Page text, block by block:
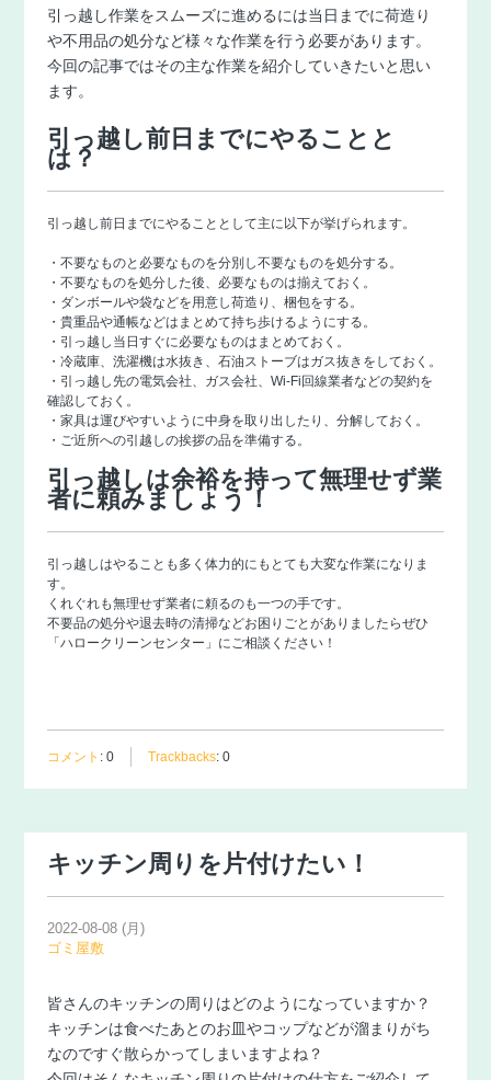
引っ越し作業をスムーズに進めるには当日までに荷造り
や不用品の処分など様々な作業を行う必要があります。
今回の記事ではその主な作業を紹介していきたいと思い
ます。
引っ越し前日までにやることと
は？
引っ越し前日までにやることとして主に以下が挙げられます。
・不要なものと必要なものを分別し不要なものを処分する。
・不要なものを処分した後、必要なものは揃えておく。
・ダンボールや袋などを用意し荷造り、梱包をする。
・貴重品や通帳などはまとめて持ち歩けるようにする。
・引っ越し当日すぐに必要なものはまとめておく。
・冷蔵庫、洗濯機は水抜き、石油ストーブはガス抜きをしておく。
・引っ越し先の電気会社、ガス会社、Wi-Fi回線業者などの契約を
確認しておく。
・家具は運びやすいように中身を取り出したり、分解しておく。
・ご近所への引越しの挨拶の品を準備する。
引っ越しは余裕を持って無理せず業
者に頼みましょう！
引っ越しはやることも多く体力的にもとても大変な作業になりま
す。
くれぐれも無理せず業者に頼るのも一つの手です。
不要品の処分や退去時の清掃などお困りごとがありましたらぜひ
「 ハロークリーンセンター 」にご相談ください！
コメント : 0 Trackbacks: 0
キッチン周りを片付けたい！
2022-08-08 (月)
ゴミ屋敷
皆さんのキッチンの周りはどのようになっていますか？
キッチンは食べたあとのお皿やコップなどが溜まりがち
なのですぐ散らかってしまいますよね？